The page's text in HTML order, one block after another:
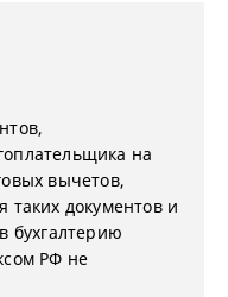
на
вычетов,
таких документов и
бухгалтерию
РФ не